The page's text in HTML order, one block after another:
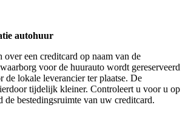
autohuur
over een creditcard op naam van de
voor de huurauto wordt gereserveerd
de lokale leverancier ter plaatse. De
tijdelijk kleiner. Controleert u voor u op
de bestedingsruimte van uw creditcard.